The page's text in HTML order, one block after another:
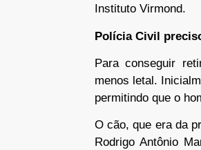
Instituto Virmond.
Polícia Civil
Para conseguir
menos letal.
permitindo que o
O cão, que era da
Rodrigo Antônio